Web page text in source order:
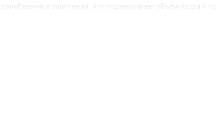
и золочения, что подчеркивает объем узора и